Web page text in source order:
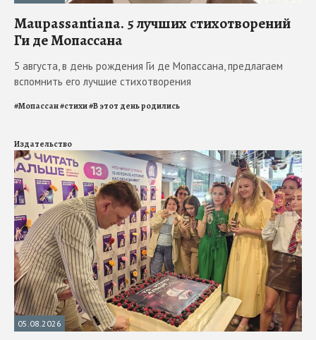
Maupassantiana. 5 лучших стихотворений
Ги де Мопассана
5 августа, в день рождения Ги де Мопассана, предлагаем
вспомнить его лучшие стихотворения
#Мопассан#стихи#В этот день родились
Издательство
05.08.2026